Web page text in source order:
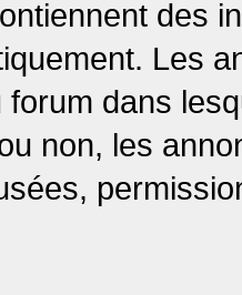
des
Les
forum dans
non, les